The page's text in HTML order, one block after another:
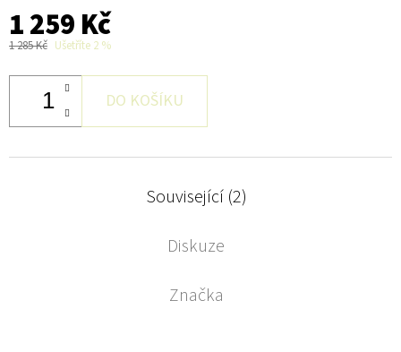
1 259 Kč
1 285 Kč Ušetříte 2 %
DO KOŠÍKU
Související (2)
Diskuze
Značka